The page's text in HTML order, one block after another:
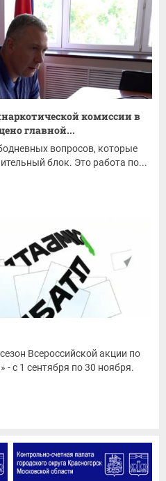
комиссии в
главной...
вопросов, которые
блок. Это работа по...
Всероссийской акции по
- с 1 сентября по 30 ноября.